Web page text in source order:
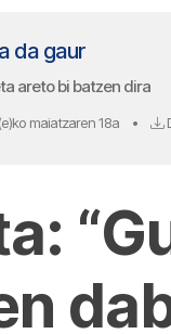
da gaur
areto bi batzen dira
maiatzaren 18a •